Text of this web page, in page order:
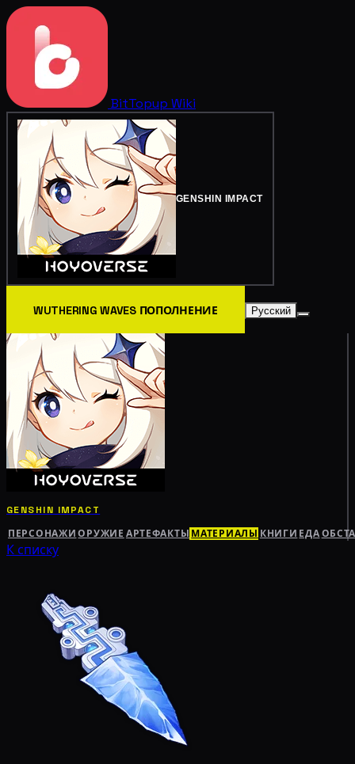
BitTopup Wiki
GENSHIN IMPACT
WUTHERING WAVES ПОПОЛНЕНИЕ Русский
GENSHIN IMPACT
ПЕРСОНАЖИ ОРУЖИЕ АРТЕФАКТЫ МАТЕРИАЛЫ КНИГИ ЕДА
К списку